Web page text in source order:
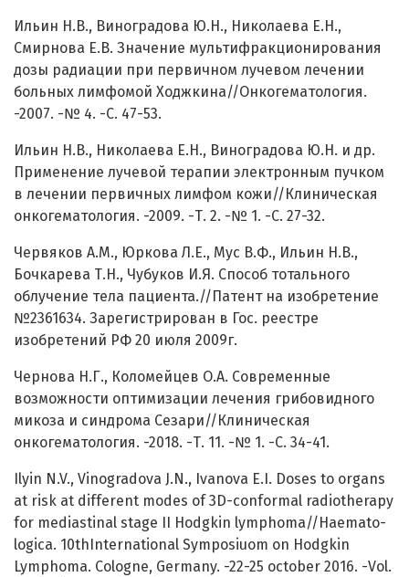
Ильин Н.В., Виноградова Ю.Н., Николаева Е.Н.,
Смирнова Е.В. Значение мультифракционирования
дозы радиации при первичном лучевом лечении
больных лимфомой Ходжкина//Онкогематология.
-2007. -№ 4. -С. 47-53.
Ильин Н.В., Николаева Е.Н., Виноградова Ю.Н. и др.
Применение лучевой терапии электронным пучком
в лечении первичных лимфом кожи//Клиническая
онкогематология. -2009. -Т. 2. -№ 1. -С. 27-32.
Червяков А.М., Юркова Л.Е., Мус В.Ф., Ильин Н.В.,
Бочкарева Т.Н., Чубуков И.Я. Способ тотального
облучение тела пациента.//Патент на изобретение
№2361634. Зарегистрирован в Гос. реестре
изобретений РФ 20 июля 2009г.
Чернова Н.Г., Коломейцев О.А. Современные
возможности оптимизации лечения грибовидного
микоза и синдрома Сезари//Клиническая
онкогематология. -2018. -Т. 11. -№ 1. -С. 34-41.
Ilyin N.V., Vinogradova J.N., Ivanova E.I. Doses to organs
at risk at different modes of 3D-conformal radiotherapy
for mediastinal stage II Hodgkin lymphoma//Haemato-
logica. 10thInternational Symposiuom on Hodgkin
Lymphoma. Cologne, Germany. -22-25 october 2016. -Vol.